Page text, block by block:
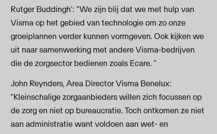
Rutger Buddingh’: “We zijn blij dat we met hulp van
Visma op het gebied van technologie om zo onze
groeiplannen verder kunnen vormgeven. Ook kijken we
uit naar samenwerking met andere Visma-bedrijven
die de zorgsector bedienen zoals Ecare. ”
John Reynders, Area Director Visma Benelux:
“Kleinschalige zorgaanbieders willen zich focussen op
de zorg en niet op bureaucratie. Toch ontkomen ze niet
aan administratie want voldoen aan wet- en